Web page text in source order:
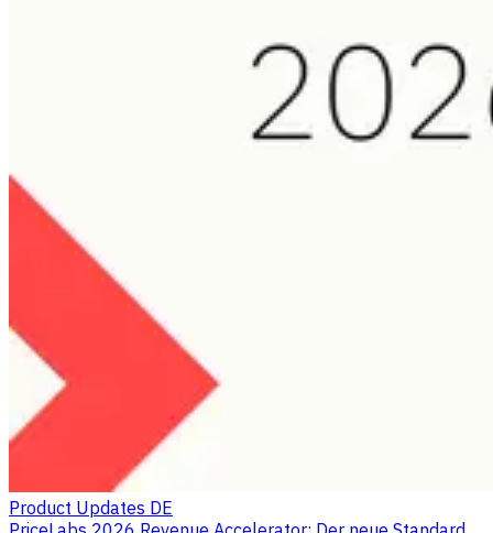
Product Updates DE